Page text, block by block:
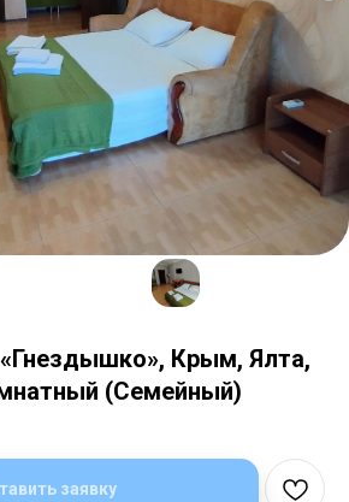
Крым, Ялта,
(Семейный)
заявку